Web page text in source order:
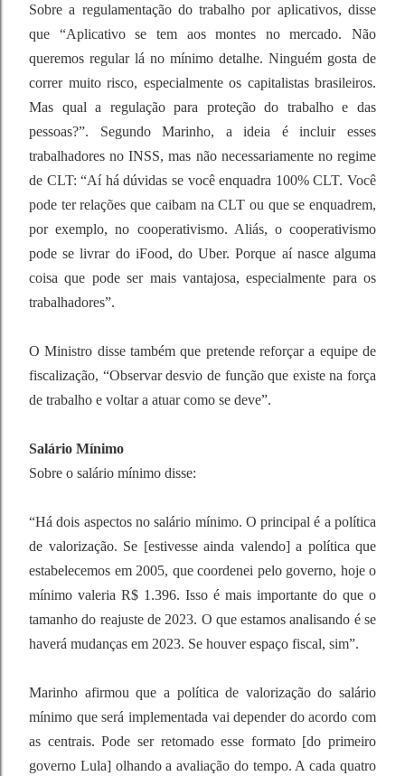
Sobre a regulamentação do trabalho por aplicativos, disse
que “Aplicativo se tem aos montes no mercado. Não
queremos regular lá no mínimo detalhe. Ninguém gosta de
correr muito risco, especialmente os capitalistas brasileiros.
Mas qual a regulação para proteção do trabalho e das
pessoas?”. Segundo Marinho, a ideia é incluir esses
trabalhadores no INSS, mas não necessariamente no regime
de CLT: “Aí há dúvidas se você enquadra 100% CLT. Você
pode ter relações que caibam na CLT ou que se enquadrem,
por exemplo, no cooperativismo. Aliás, o cooperativismo
pode se livrar do iFood, do Uber. Porque aí nasce alguma
coisa que pode ser mais vantajosa, especialmente para os
trabalhadores”.
O Ministro disse também que pretende reforçar a equipe de
fiscalização, “Observar desvio de função que existe na força
de trabalho e voltar a atuar como se deve”.
Salário Mínimo
Sobre o salário mínimo disse:
“Há dois aspectos no salário mínimo. O principal é a política
de valorização. Se [estivesse ainda valendo] a política que
estabelecemos em 2005, que coordenei pelo governo, hoje o
mínimo valeria R$ 1.396. Isso é mais importante do que o
tamanho do reajuste de 2023. O que estamos analisando é se
haverá mudanças em 2023. Se houver espaço fiscal, sim”.
Marinho afirmou que a política de valorização do salário
mínimo que será implementada vai depender do acordo com
as centrais. Pode ser retomado esse formato [do primeiro
governo Lula] olhando a avaliação do tempo. A cada quatro